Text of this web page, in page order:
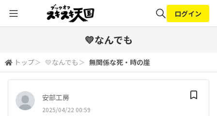
検索
ログイン
💛なんでも
トップ＞ 💛なんでも ＞ 無関係な死・時の崖
安部工房
2025/04/22 00:59